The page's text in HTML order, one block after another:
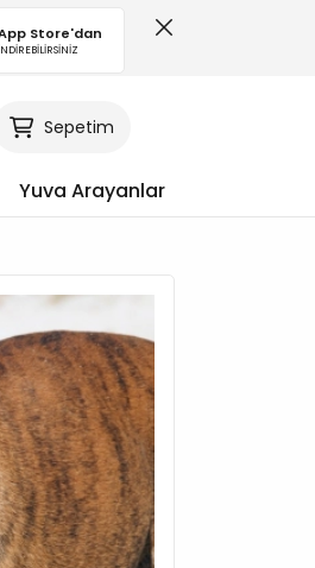
Store'dan
Sepetim
Yuva Arayanlar